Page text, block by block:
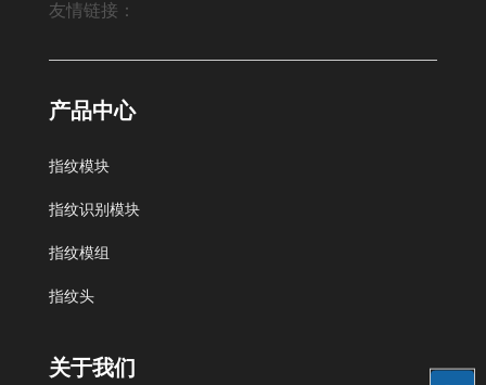
友情链接：
Fingerprint module,Fingerprint sensor module
北京艾迪沃德科技发展有限公司
搜狐
产品中心
指纹模块
指纹识别模块
指纹模组
指纹头
关于我们